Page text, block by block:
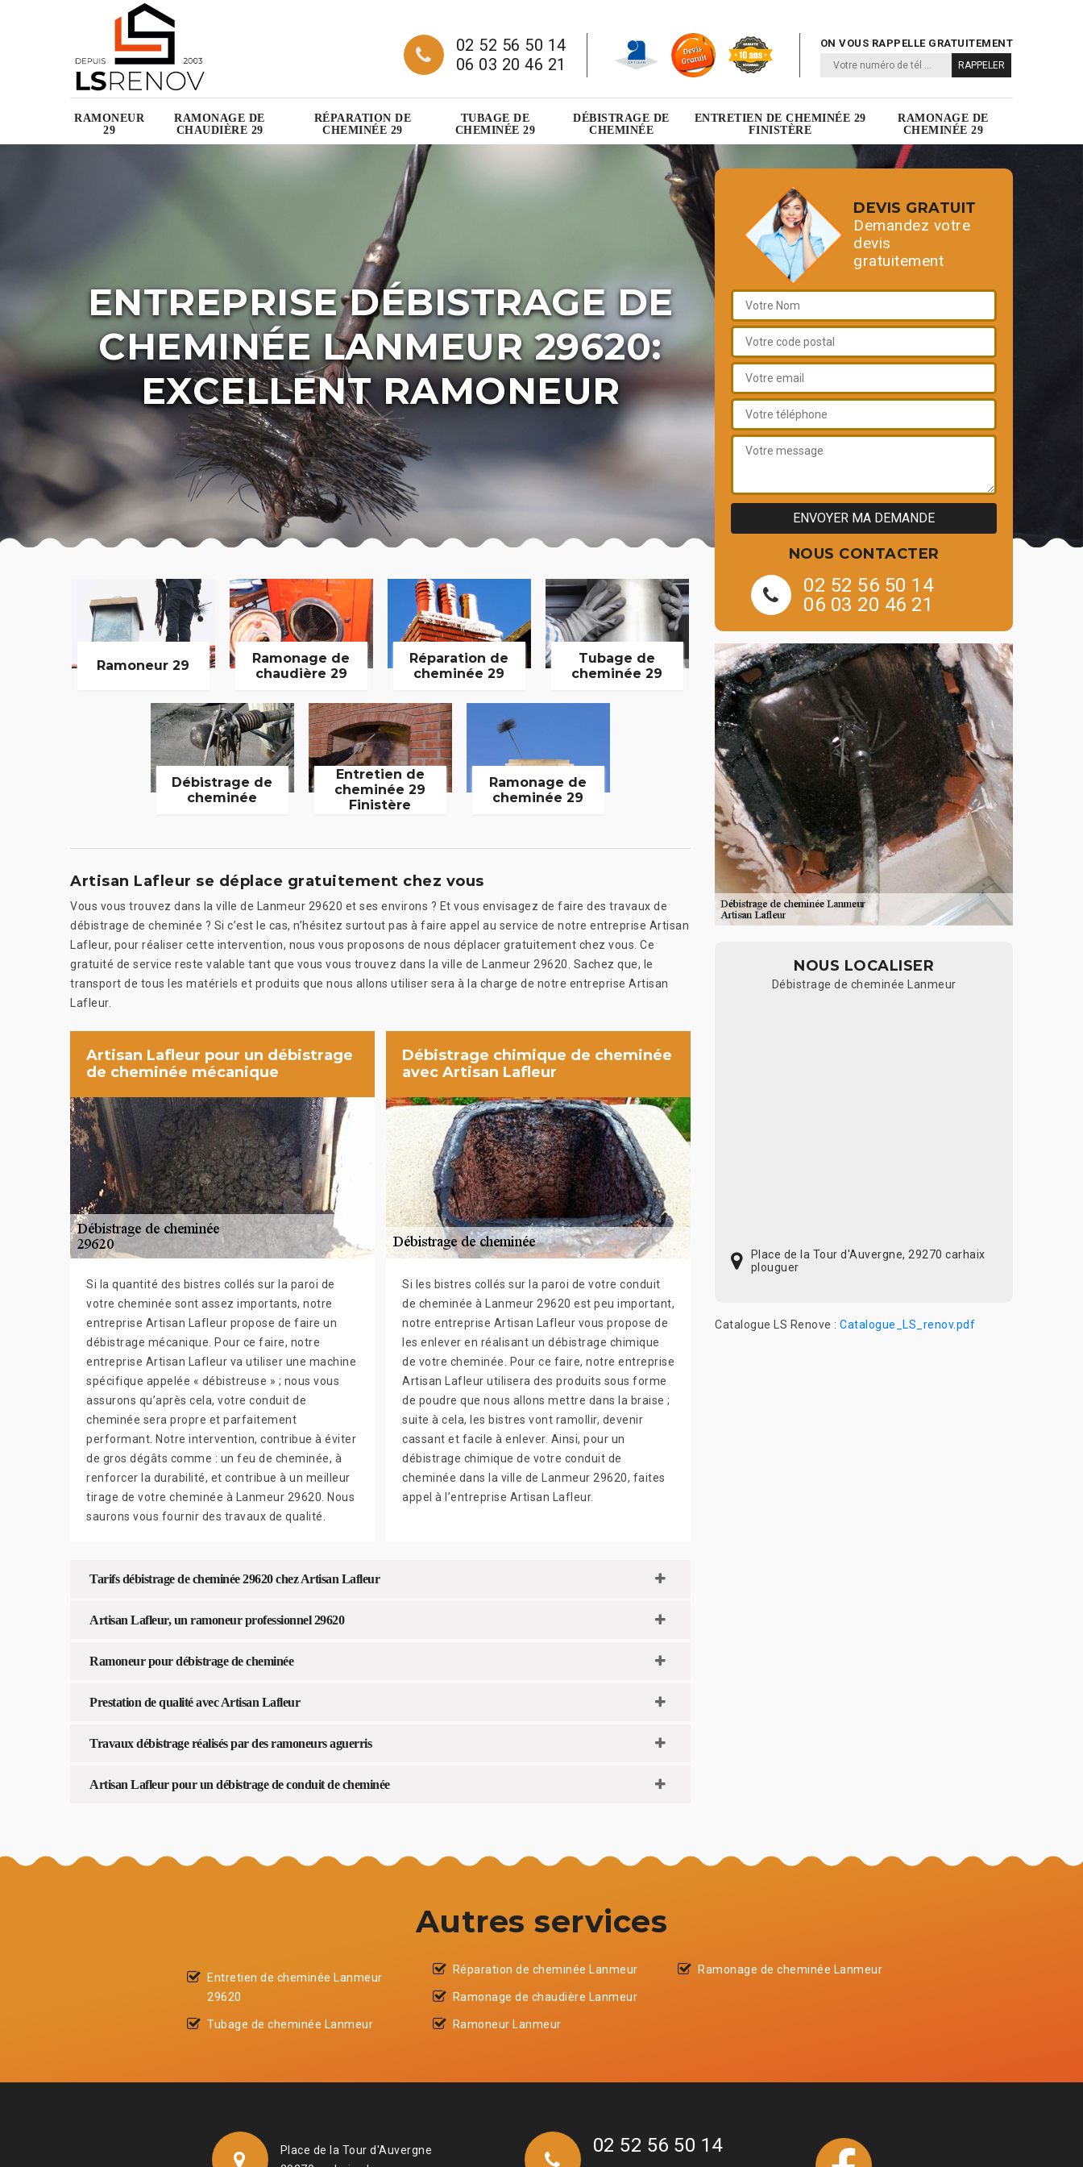
02 52 56 50 14
06 03 20 46 21
ON VOUS RAPPELLE GRATUITEMENT
RAMONEUR
29
RAMONAGE DE
CHAUDIÈRE 29
RÉPARATION DE
CHEMINÉE 29
TUBAGE DE
CHEMINÉE 29
DÉBISTRAGE DE
CHEMINÉE
ENTRETIEN DE CHEMINÉE 29
FINISTÈRE
RAMONAGE DE
CHEMINÉE 29
ENTREPRISE DÉBISTRAGE DE
CHEMINÉE LANMEUR 29620:
EXCELLENT RAMONEUR
Ramoneur 29
Ramonage de
chaudière 29
Réparation de
cheminée 29
Tubage de
cheminée 29
Débistrage de
cheminée
Entretien de
cheminée 29
Finistère
Ramonage de
cheminée 29
Artisan Lafleur se déplace gratuitement chez vous
Vous vous trouvez dans la ville de Lanmeur 29620 et ses environs ? Et vous envisagez de faire des travaux de
débistrage de cheminée ? Si c’est le cas, n’hésitez surtout pas à faire appel au service de notre entreprise Artisan
Lafleur, pour réaliser cette intervention, nous vous proposons de nous déplacer gratuitement chez vous. Ce
gratuité de service reste valable tant que vous vous trouvez dans la ville de Lanmeur 29620. Sachez que, le
transport de tous les matériels et produits que nous allons utiliser sera à la charge de notre entreprise Artisan
Lafleur.
Artisan Lafleur pour un débistrage
de cheminée mécanique
Si la quantité des bistres collés sur la paroi de
votre cheminée sont assez importants, notre
entreprise Artisan Lafleur propose de faire un
débistrage mécanique. Pour ce faire, notre
entreprise Artisan Lafleur va utiliser une machine
spécifique appelée « débistreuse » ; nous vous
assurons qu’après cela, votre conduit de
cheminée sera propre et parfaitement
performant. Notre intervention, contribue à éviter
de gros dégâts comme : un feu de cheminée, à
renforcer la durabilité, et contribue à un meilleur
tirage de votre cheminée à Lanmeur 29620. Nous
saurons vous fournir des travaux de qualité.
Débistrage chimique de cheminée
avec Artisan Lafleur
Si les bistres collés sur la paroi de votre conduit
de cheminée à Lanmeur 29620 est peu important,
notre entreprise Artisan Lafleur vous propose de
les enlever en réalisant un débistrage chimique
de votre cheminée. Pour ce faire, notre entreprise
Artisan Lafleur utilisera des produits sous forme
de poudre que nous allons mettre dans la braise ;
suite à cela, les bistres vont ramollir, devenir
cassant et facile à enlever. Ainsi, pour un
débistrage chimique de votre conduit de
cheminée dans la ville de Lanmeur 29620, faites
appel à l’entreprise Artisan Lafleur.
Tarifs débistrage de cheminée 29620 chez Artisan Lafleur
Artisan Lafleur, un ramoneur professionnel 29620
Ramoneur pour débistrage de cheminée
Prestation de qualité avec Artisan Lafleur
Travaux débistrage réalisés par des ramoneurs aguerris
Artisan Lafleur pour un débistrage de conduit de cheminée
DEVIS GRATUIT
Demandez votre
devis
gratuitement
NOUS CONTACTER
02 52 56 50 14
06 03 20 46 21
NOUS LOCALISER
Débistrage de cheminée Lanmeur
Place de la Tour d'Auvergne, 29270 carhaix
plouguer
Catalogue LS Renove : Catalogue_LS_renov.pdf
Autres services
Entretien de cheminée Lanmeur
29620
Tubage de cheminée Lanmeur
Réparation de cheminée Lanmeur
Ramonage de chaudière Lanmeur
Ramoneur Lanmeur
Ramonage de cheminée Lanmeur
Place de la Tour d'Auvergne
02 52 56 50 14